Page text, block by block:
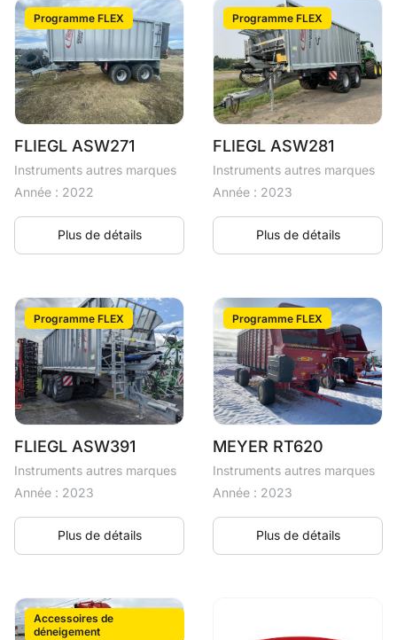
Programme FLEX
FLIEGL ASW271
Instruments autres marques
Année : 2022
Plus de détails
Programme FLEX
FLIEGL ASW281
Instruments autres marques
Année : 2023
Plus de détails
Programme FLEX
FLIEGL ASW391
Instruments autres marques
Année : 2023
Plus de détails
Programme FLEX
MEYER RT620
Instruments autres marques
Année : 2023
Plus de détails
Accessoires de
déneigement